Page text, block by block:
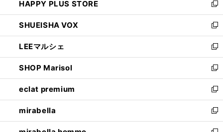
ド
ウ
で
開
く
ィ
ン
ド
ウ
で
開
く
い
ウ
ィ
ン
ド
ウ
で
開
く
HAPPY PLUS STORE
新
し
い
ウ
ィ
ン
ド
ウ
で
開
く
SHUEISHA VOX
新
し
い
ウ
ィ
ン
ド
ウ
で
開
LEEマルシェ
新
し
い
ウ
ィ
ン
ド
ウ
SHOP Marisol
新
し
い
ウ
ィ
ン
eclat premium
新
し
い
ウ
mirabella
新
し